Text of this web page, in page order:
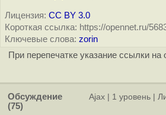
Лицензия: CC BY 3.0
Короткая ссылка: https://opennet.ru/
Ключевые слова: zorin
При перепечатке указание ссылки на
Обсуждение
(75)
Ajax 1 уровень